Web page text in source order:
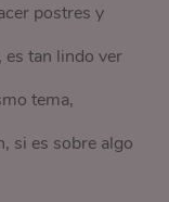
postres y
tan lindo ver
tema,
si es sobre algo